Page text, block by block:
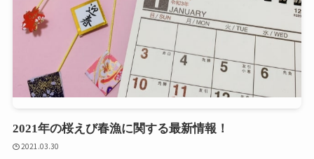
2021年の桜えび春漁に関する最新情報！
2021.03.30